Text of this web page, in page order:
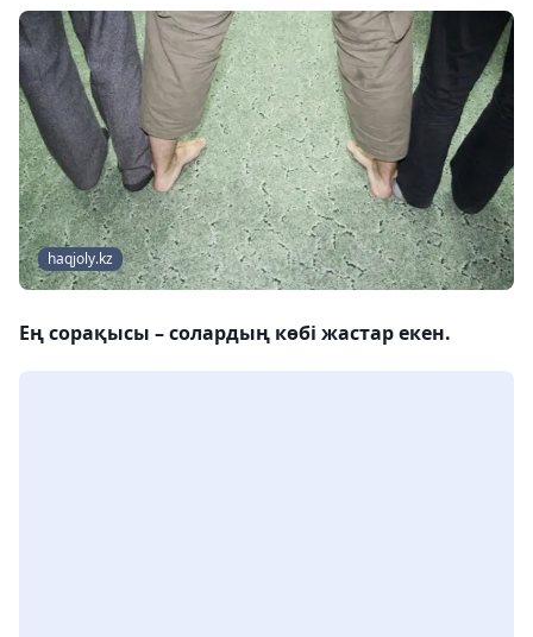
haqjoly.kz
Ең сорақысы – солардың көбі жастар екен.